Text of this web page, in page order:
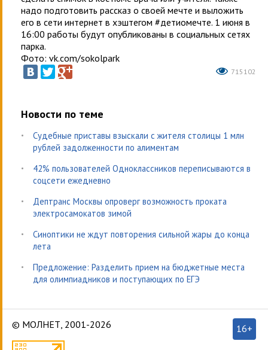
надо подготовить рассказ о своей мечте и выложить
его в сети интернет в хэштегом #детиомечте. 1 июня в
16:00 работы будут опубликованы в социальных сетях
парка.
Фото: vk.com/sokolpark
715102
Новости по теме
Судебные приставы взыскали с жителя столицы 1 млн
рублей задолженности по алиментам
42% пользователей Одноклассников переписываются в
соцсети ежедневно
Дептранс Москвы опроверг возможность проката
электросамокатов зимой
Синоптики не ждут повторения сильной жары до конца
лета
Предложение: Разделить прием на бюджетные места
для олимпиадников и поступающих по ЕГЭ
© МОЛНЕТ, 2001-2026 16+